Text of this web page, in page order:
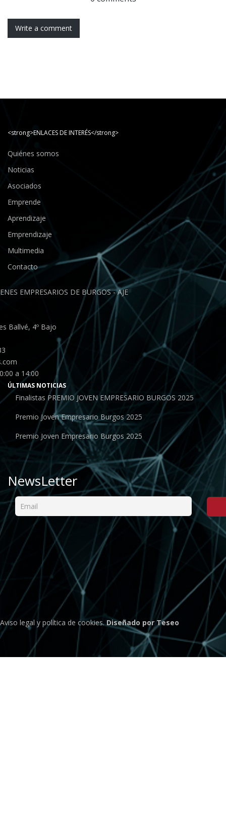
Write a comment
<strong>ENLACES DE INTERÉS</strong>
Quiénes somos
Noticias
Asociados
Emprende
Aprendizaje
Emprendizaje
Multimedia
Contacto
EMPRESARIOS DE BURGOS - AJE
Ballvé, 4º Bajo
a 14:00
ÚLTIMAS NOTICIAS
Finalistas PREMIO JOVEN EMPRESARIO BURGOS 2025
Premio Joven Empresario Burgos 2025
Premio Joven Empresario Burgos 2025
NewsLetter
Aviso legal y política de cookies.Diseñado por Teseo